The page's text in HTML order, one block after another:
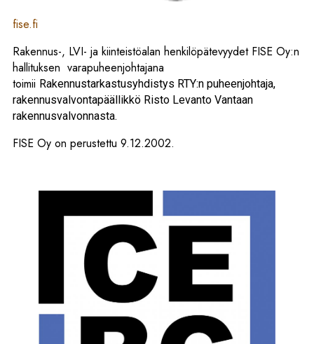
fise.fi
Rakennus-, LVI- ja kiinteistöalan henkilöpätevyydet FISE Oy:n
hallituksen varapuheenjohtajana
toimii Rakennustarkastusyhdistys RTY:n puheenjohtaja,
rakennusvalvontapäällikkö Risto Levanto Vantaan
rakennusvalvonnasta.
FISE Oy on perustettu 9.12.2002.